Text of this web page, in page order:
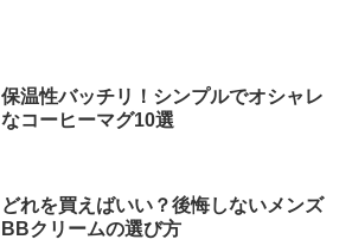
保温性バッチリ！シンプルでオシャレ
なコーヒーマグ10選
どれを買えばいい？後悔しないメンズ
BBクリームの選び方